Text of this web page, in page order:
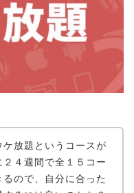
放題というコースが
４週間で全１５コー
ので、自分に合った